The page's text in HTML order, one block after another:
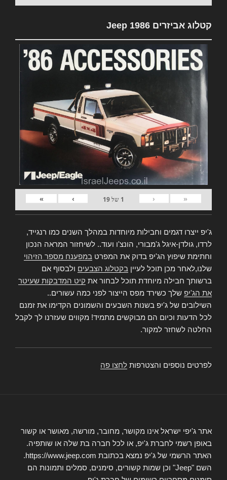
קטלוג אביזרים Jeep 1986
«
‹
1 של19
›
»
ג'יפ ייצרו דגמים וחבילות מיוחדות במהלך השנים כמו רנגייד,
לרדו, גולדן-איגל ג'מבורי, הונצ'ו ועוד.. לשיחזור המראה הנכון
וחתימת שיפוץ הג'יפ בדוק את המפרט במפענח מספר הזיהוי
שלנו,לאחר מכן תוכל לעיין בקטלוג הצבעים ולבסוף אם
ברשותך חבילה מיוחדת תוכל לבחור את קיט המדבקות שעיטר
את הג'יפ שלך כשירד מפס הייצור לפני כמה עשורים..
השילובים של ג'יפ בשנות השבעים והשמונים הקדימו את זמנם
לכל הדעות וכיום הם מבוקשים מתמיד! מקווים שעזרנו לך לקבל
החלטה לשחזר למקור.
לפרטים נוספים והצטרפות לחצו פה
אתר ג'יפי ישראל אינו מקושר, מחובר, מורשה, מאושר או קשור
באופן רשמי לחברת ג'יפ, או לכל חברה בת שלה או שותפיה.
האתר הרשמי של ג'יפ נמצא בכתובת https://www.jeep.com.
השם "Jeep" וכן שמות קשורים, סימנים, סמלים ותמונות הם